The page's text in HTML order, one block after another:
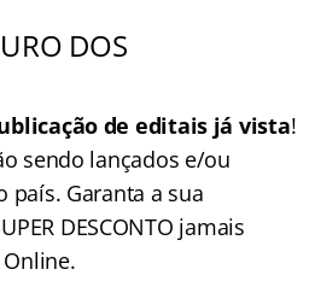
DOS
de editais já vista!
sendo lançados e/ou
Garanta a sua
DESCONTO jamais